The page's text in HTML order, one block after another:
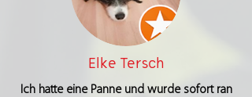
Elke Tersch
Ich hatte eine Panne und wurde sofort ran